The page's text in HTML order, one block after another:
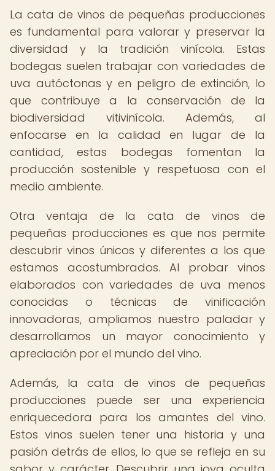
La cata de vinos de pequeñas producciones
es fundamental para valorar y preservar la
diversidad y la tradición vinícola. Estas
bodegas suelen trabajar con variedades de
uva autóctonas y en peligro de extinción, lo
que contribuye a la conservación de la
biodiversidad vitivinícola. Además, al
enfocarse en la calidad en lugar de la
cantidad, estas bodegas fomentan la
producción sostenible y respetuosa con el
medio ambiente.
Otra ventaja de la cata de vinos de
pequeñas producciones es que nos permite
descubrir vinos únicos y diferentes a los que
estamos acostumbrados. Al probar vinos
elaborados con variedades de uva menos
conocidas o técnicas de vinificación
innovadoras, ampliamos nuestro paladar y
desarrollamos un mayor conocimiento y
apreciación por el mundo del vino.
Además, la cata de vinos de pequeñas
producciones puede ser una experiencia
enriquecedora para los amantes del vino.
Estos vinos suelen tener una historia y una
pasión detrás de ellos, lo que se refleja en su